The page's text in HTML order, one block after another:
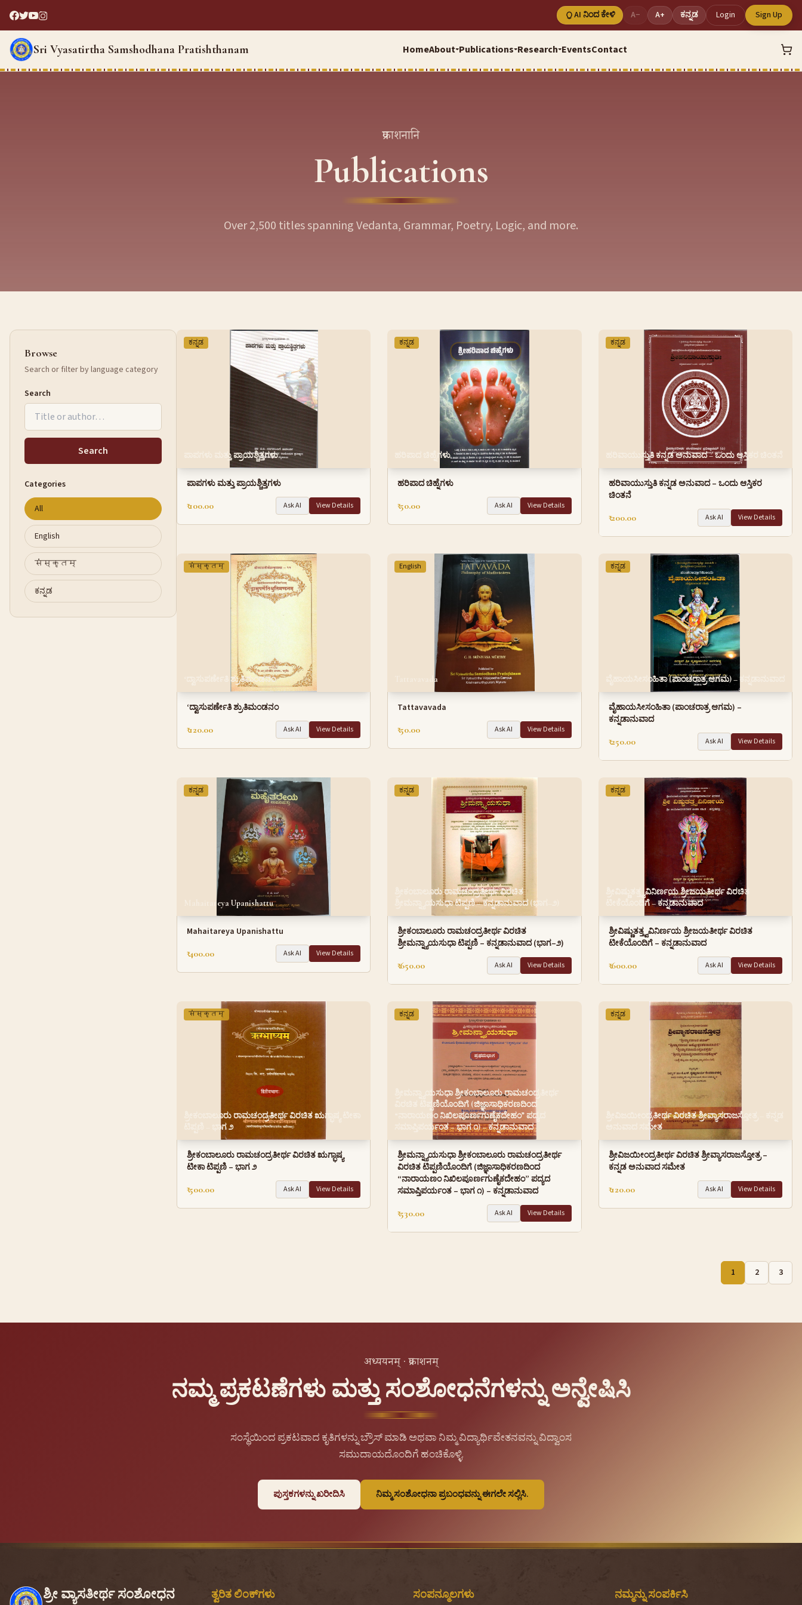
AI ನಿಂದ ಕೇಳಿ A− A+ ಕನ್ನಡ Login Sign Up
Sri Vyasatirtha Samshodhana Pratishthanam HomeAbout▾Publications▾Research▾EventsContact
प्रकाशनानि
Publications
Over 2,500 titles spanning Vedanta, Grammar, Poetry, Logic, and more.
Browse
Search or filter by language category
Search
Search
Categories
All
English
संस्कृतम्
ಕನ್ನಡ
ಕನ್ನಡ
ಪಾಪಗಳು ಮತ್ತು ಪ್ರಾಯಶ್ಚಿತ್ತಗಳು
ಪಾಪಗಳು ಮತ್ತು ಪ್ರಾಯಶ್ಚಿತ್ತಗಳು
₹ 100.00
Ask AI View Details
ಕನ್ನಡ
ಹರಿಪಾದ ಚಿಹ್ನೆಗಳು
ಹರಿಪಾದ ಚಿಹ್ನೆಗಳು
₹ 50.00
Ask AI View Details
ಕನ್ನಡ
ಹರಿವಾಯುಸ್ತುತಿ ಕನ್ನಡ ಅನುವಾದ – ಒಂದು ಆಸ್ತಿಕರ ಚಿಂತನೆ
ಹರಿವಾಯುಸ್ತುತಿ ಕನ್ನಡ ಅನುವಾದ – ಒಂದು ಆಸ್ತಿಕರ
ಚಿಂತನೆ
₹ 200.00
Ask AI View Details
संस्कृतम्
‘ದ್ವಾಸುಪರ್ಣೇತಿ ಶ್ರುತಿಮಂಡನಂ
‘ದ್ವಾಸುಪರ್ಣೇತಿ ಶ್ರುತಿಮಂಡನಂ
₹ 120.00
Ask AI View Details
English
Tattavavada
Tattavavada
₹ 50.00
Ask AI View Details
ಕನ್ನಡ
ವೈಹಾಯಸೀಸಂಹಿತಾ (ಪಾಂಚರಾತ್ರ ಆಗಮ) – ಕನ್ನಡಾನುವಾದ
ವೈಹಾಯಸೀಸಂಹಿತಾ (ಪಾಂಚರಾತ್ರ ಆಗಮ) –
ಕನ್ನಡಾನುವಾದ
₹ 250.00
Ask AI View Details
ಕನ್ನಡ
Mahaitareya Upanishattu
Mahaitareya Upanishattu
₹ 400.00
Ask AI View Details
ಕನ್ನಡ
ಶ್ರೀಕಂಬಾಲೂರು ರಾಮಚಂದ್ರತೀರ್ಥ ವಿರಚಿತ
ಶ್ರೀಮನ್ನ್ಯಾಯಸುಧಾ ಟಿಪ್ಪಣಿ – ಕನ್ನಡಾನುವಾದ (ಭಾಗ–೨)
ಶ್ರೀಕಂಬಾಲೂರು ರಾಮಚಂದ್ರತೀರ್ಥ ವಿರಚಿತ
ಶ್ರೀಮನ್ನ್ಯಾಯಸುಧಾ ಟಿಪ್ಪಣಿ – ಕನ್ನಡಾನುವಾದ (ಭಾಗ–೨)
₹ 650.00
Ask AI View Details
ಕನ್ನಡ
ಶ್ರೀವಿಷ್ಣುತತ್ತ್ವವಿನಿರ್ಣಯ ಶ್ರೀಜಯತೀರ್ಥ ವಿರಚಿತ
ಟೀಕೆಯೊಂದಿಗೆ – ಕನ್ನಡಾನುವಾದ
ಶ್ರೀವಿಷ್ಣುತತ್ತ್ವವಿನಿರ್ಣಯ ಶ್ರೀಜಯತೀರ್ಥ ವಿರಚಿತ
ಟೀಕೆಯೊಂದಿಗೆ – ಕನ್ನಡಾನುವಾದ
₹ 600.00
Ask AI View Details
संस्कृतम्
ಶ್ರೀಕಂಬಾಲೂರು ರಾಮಚಂದ್ರತೀರ್ಥ ವಿರಚಿತ ಋಗ್ಭಾಷ್ಯ ಟೀಕಾ
ಟಿಪ್ಪಣಿ – ಭಾಗ ೨
ಶ್ರೀಕಂಬಾಲೂರು ರಾಮಚಂದ್ರತೀರ್ಥ ವಿರಚಿತ ಋಗ್ಭಾಷ್ಯ
ಟೀಕಾ ಟಿಪ್ಪಣಿ – ಭಾಗ ೨
₹ 500.00
Ask AI View Details
ಕನ್ನಡ
ಶ್ರೀಮನ್ನ್ಯಾಯಸುಧಾ ಶ್ರೀಕಂಬಾಲೂರು ರಾಮಚಂದ್ರತೀರ್ಥ
ವಿರಚಿತ ಟಿಪ್ಪಣಿಯೊಂದಿಗೆ (ಜಿಜ್ಞಾಸಾಧಿಕರಣದಿಂದ
“ನಾರಾಯಣಂ ನಿಖಿಲಪೂರ್ಣಗುಣೈಕದೇಹಂ” ಪದ್ಯದ
ಸಮಾಪ್ತಿಪರ್ಯಂತ – ಭಾಗ ೧) – ಕನ್ನಡಾನುವಾದ
ಶ್ರೀಮನ್ನ್ಯಾಯಸುಧಾ ಶ್ರೀಕಂಬಾಲೂರು ರಾಮಚಂದ್ರತೀರ್ಥ
ವಿರಚಿತ ಟಿಪ್ಪಣಿಯೊಂದಿಗೆ (ಜಿಜ್ಞಾಸಾಧಿಕರಣದಿಂದ
“ನಾರಾಯಣಂ ನಿಖಿಲಪೂರ್ಣಗುಣೈಕದೇಹಂ” ಪದ್ಯದ
ಸಮಾಪ್ತಿಪರ್ಯಂತ – ಭಾಗ ೧) – ಕನ್ನಡಾನುವಾದ
₹ 530.00
Ask AI View Details
ಕನ್ನಡ
ಶ್ರೀವಿಜಯೀಂದ್ರತೀರ್ಥ ವಿರಚಿತ ಶ್ರೀವ್ಯಾಸರಾಜಸ್ತೋತ್ರ – ಕನ್ನಡ
ಅನುವಾದ ಸಮೇತ
ಶ್ರೀವಿಜಯೀಂದ್ರತೀರ್ಥ ವಿರಚಿತ ಶ್ರೀವ್ಯಾಸರಾಜಸ್ತೋತ್ರ –
ಕನ್ನಡ ಅನುವಾದ ಸಮೇತ
₹ 120.00
Ask AI View Details
1 2 3
अध्ययनम् · प्रकाशनम्
ನಮ್ಮ ಪ್ರಕಟಣೆಗಳು ಮತ್ತು ಸಂಶೋಧನೆಗಳನ್ನು ಅನ್ವೇಷಿಸಿ
ಸಂಸ್ಥೆಯಿಂದ ಪ್ರಕಟವಾದ ಕೃತಿಗಳನ್ನು ಬ್ರೌಸ್ ಮಾಡಿ ಅಥವಾ ನಿಮ್ಮ ವಿದ್ಯಾರ್ಥಿವೇತನವನ್ನು ವಿದ್ವಾಂಸ
ಸಮುದಾಯದೊಂದಿಗೆ ಹಂಚಿಕೊಳ್ಳಿ.
ಪುಸ್ತಕಗಳನ್ನು ಖರೀದಿಸಿ ನಿಮ್ಮ ಸಂಶೋಧನಾ ಪ್ರಬಂಧವನ್ನು ಈಗಲೇ ಸಲ್ಲಿಸಿ.
ಶ್ರೀ ವ್ಯಾಸತೀರ್ಥ ಸಂಶೋಧನ
ತ್ವರಿತ ಲಿಂಕ್‌ಗಳು ಸಂಪನ್ಮೂಲಗಳು ನಮ್ಮನ್ನು ಸಂಪರ್ಕಿಸಿ